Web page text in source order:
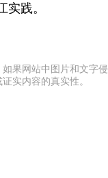
践。
果网站中图片和文字
实内容的真实性。